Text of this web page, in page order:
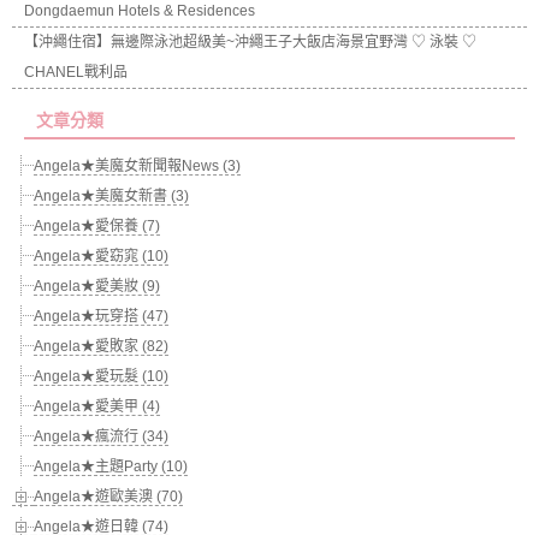
Dongdaemun Hotels & Residences
【沖繩住宿】無邊際泳池超級美~沖繩王子大飯店海景宜野灣 ♡ 泳裝 ♡
CHANEL戰利品
文章分類
Angela★美魔女新聞報News (3)
Angela★美魔女新書 (3)
Angela★愛保養 (7)
Angela★愛窈窕 (10)
Angela★愛美妝 (9)
Angela★玩穿搭 (47)
Angela★愛敗家 (82)
Angela★愛玩髮 (10)
Angela★愛美甲 (4)
Angela★瘋流行 (34)
Angela★主題Party (10)
Angela★遊歐美澳 (70)
Angela★遊日韓 (74)